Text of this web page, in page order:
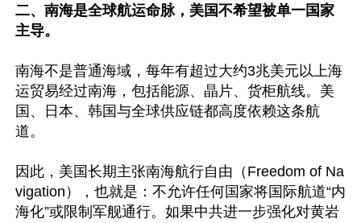
二、南海是全球航运命脉，美国不希望被单一国家
主导。
南海不是普通海域，每年有超过大约3兆美元以上海
运贸易经过南海，包括能源、晶片、货柜航线。美
国、日本、韩国与全球供应链都高度依赖这条航
道。
因此，美国长期主张南海航行自由（Freedom of Na
vigation），也就是：不允许任何国家将国际航道“内
海化”或限制军舰通行。如果中共进一步强化对黄岩